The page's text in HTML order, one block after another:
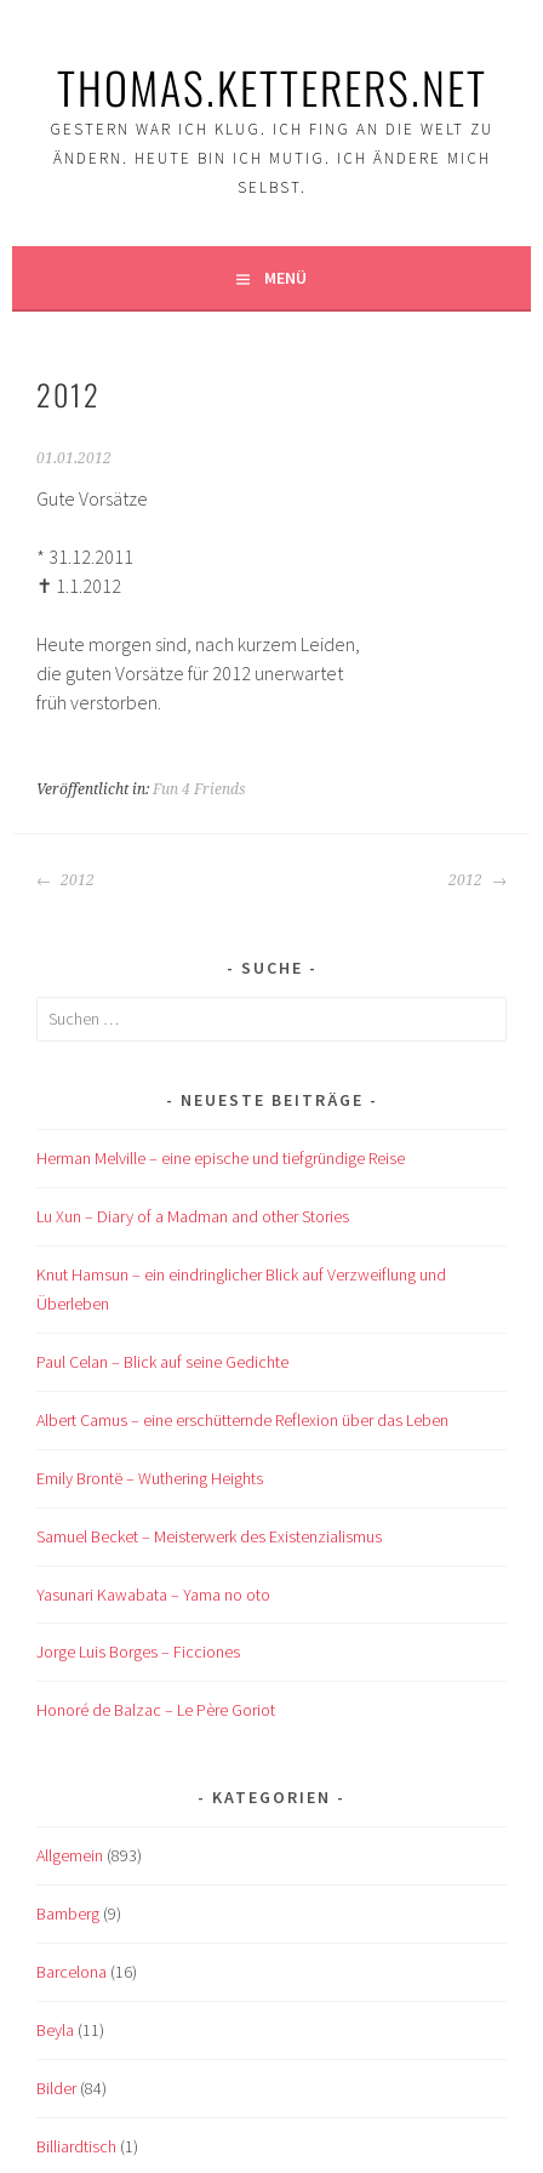
THOMAS.KETTERERS.NET
GESTERN WAR ICH KLUG. ICH FING AN DIE WELT ZU
ÄNDERN. HEUTE BIN ICH MUTIG. ICH ÄNDERE MICH
SELBST.
MENÜ
2012
01.01.2012
Gute Vorsätze
* 31.12.2011
✝ 1.1.2012
Heute morgen sind, nach kurzem Leiden,
die guten Vorsätze für 2012 unerwartet
früh verstorben.
Veröffentlicht in:Fun 4 Friends
BEITRAGS-
2012 2012
SUCHE
Suchen
NEUESTE BEITRÄGE
Herman Melville – eine epische und tiefgründige Reise
Lu Xun – Diary of a Madman and other Stories
Knut Hamsun – ein eindringlicher Blick auf Verzweiflung und
Überleben
Paul Celan – Blick auf seine Gedichte
Albert Camus – eine erschütternde Reflexion über das Leben
Emily Brontë – Wuthering Heights
Samuel Becket – Meisterwerk des Existenzialismus
Yasunari Kawabata – Yama no oto
Jorge Luis Borges – Ficciones
Honoré de Balzac – Le Père Goriot
KATEGORIEN
Allgemein (893)
Bamberg (9)
Barcelona (16)
Beyla (11)
Bilder(84)
Billiardtisch (1)